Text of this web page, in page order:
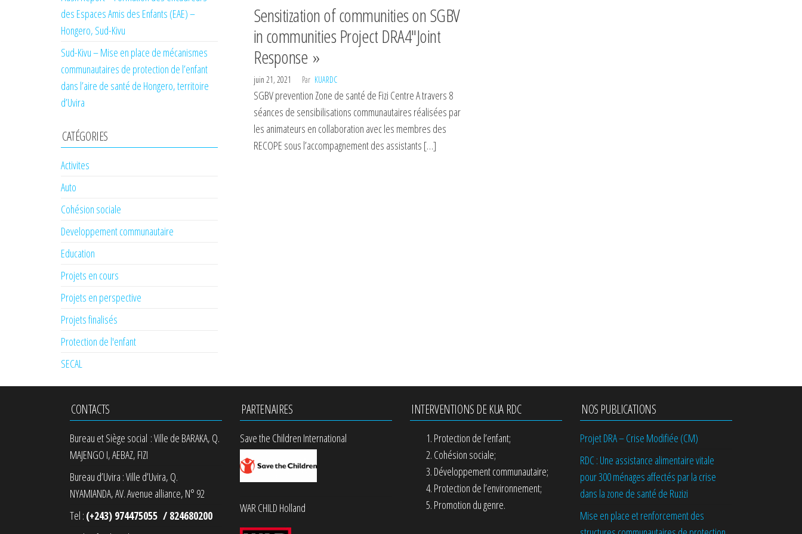
Sensitization of communities on SGBV
in communities Project DRA4″Joint
Response »
juin 21, 2021 Par KUARDC
SGBV prevention Zone de santé de Fizi Centre A travers 8
séances de sensibilisations communautaires réalisées par
les animateurs en collaboration avec les membres des
RECOPE sous l’accompagnement des assistants […]
des Espaces Amis des Enfants (EAE) –
Hongero, Sud-Kivu
Sud-Kivu – Mise en place de mécanismes
communautaires de protection de l’enfant
dans l’aire de santé de Hongero, territoire
d’Uvira
CATÉGORIES
Activites
Auto
Cohésion sociale
Developpement communautaire
Education
Projets en cours
Projets en perspective
Projets finalisés
Protection de l'enfant
SECAL
CONTACTS
Bureau et Siège social : Ville de BARAKA, Q.
MAJENGO I, AEBAZ, FIZI
Bureau d’Uvira : Ville d’Uvira, Q.
NYAMIANDA, AV. Avenue alliance, N° 92
Tel : (+243) 974475055 / 824680200
PARTENAIRES
Save the Children International
WAR CHILD Holland
INTERVENTIONS DE KUA RDC
Protection de l’enfant;
Cohésion sociale;
Développement communautaire;
Protection de l’environnement;
Promotion du genre.
NOS PUBLICATIONS
Projet DRA – Crise Modifiée (CM)
RDC : Une assistance alimentaire vitale
pour 300 ménages affectés par la crise
dans la zone de santé de Ruzizi
Mise en place et renforcement des